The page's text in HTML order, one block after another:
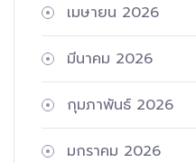
เมษายน 2026
มีนาคม 2026
กุมภาพันธ์ 2026
มกราคม 2026